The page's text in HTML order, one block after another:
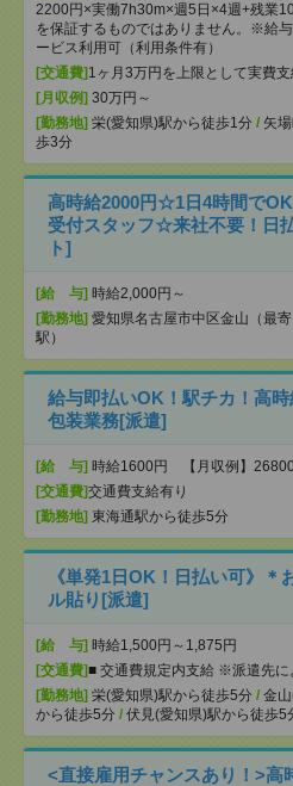
2200円×実働7h30m×週5日×4週+残業
を保証するものではありません。※給
ービス利用可（利用条件有）
[交通費] 1ヶ月3万円を上限として実費支
[月収例] 30万円～
[勤務地] 栄(愛知県)駅から徒歩1分 / 矢
歩3分
高時給2000円☆1日4時間で
受付スタッフ☆来社不要！日
ト]
[給 与] 時給2,000円～
[勤務地] 愛知県名古屋市中区金山（最
駅）
給与即払いOK！駅チカ！高時
包装業務[派遣]
[給 与] 時給1600円 【月収例】
[交通費]交通費支給有り
[勤務地] 東海通駅から徒歩5分
《単発1日OK！日払い可》＊
ル貼り[派遣]
[給 与] 時給1,500円～1,875円
[交通費]■ 交通費規定内支給 ※派遣先に
[勤務地] 栄(愛知県)駅から徒歩5分 / 金
から徒歩5分 / 伏見(愛知県)駅から徒歩5
<直接雇用チャンスあり！>高